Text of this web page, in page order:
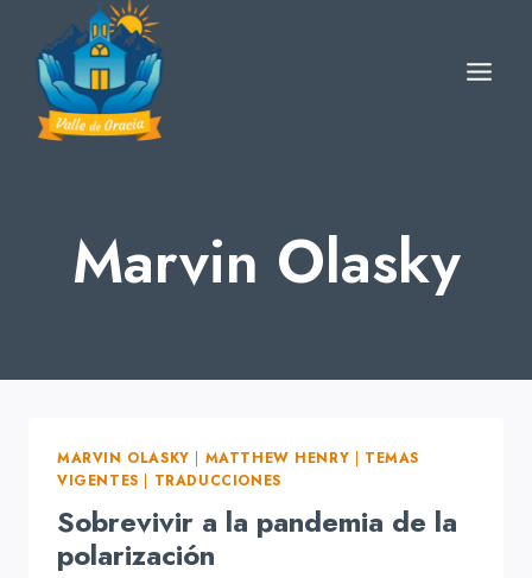
content
Marvin Olasky
MARVIN OLASKY | MATTHEW HENRY | TEMAS
VIGENTES | TRADUCCIONES
Sobrevivir a la pandemia de la
polarización